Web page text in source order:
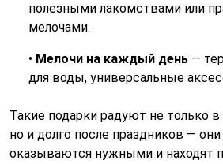
полезными лакомствами или
мелочами.
• Мелочи на каждый день —
для воды, универсальные
Такие подарки радуют не только
но и долго после праздников —
оказываются нужными и находят